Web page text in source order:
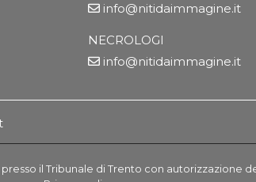
info@nitidaimmagine.it
NECROLOGI
info@nitidaimmagine.it
presso il Tribunale di Trento con autorizzazione